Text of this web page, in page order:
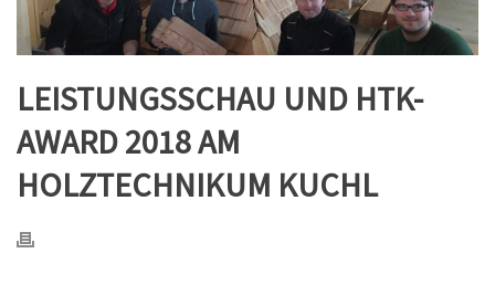
LEISTUNGSSCHAU UND HTK-
AWARD 2018 AM
HOLZTECHNIKUM KUCHL